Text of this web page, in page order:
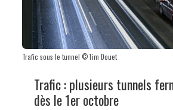
Trafic sous le tunnel ©Tim Douet
Trafic : plusieurs tunnels
dès le 1er octobre